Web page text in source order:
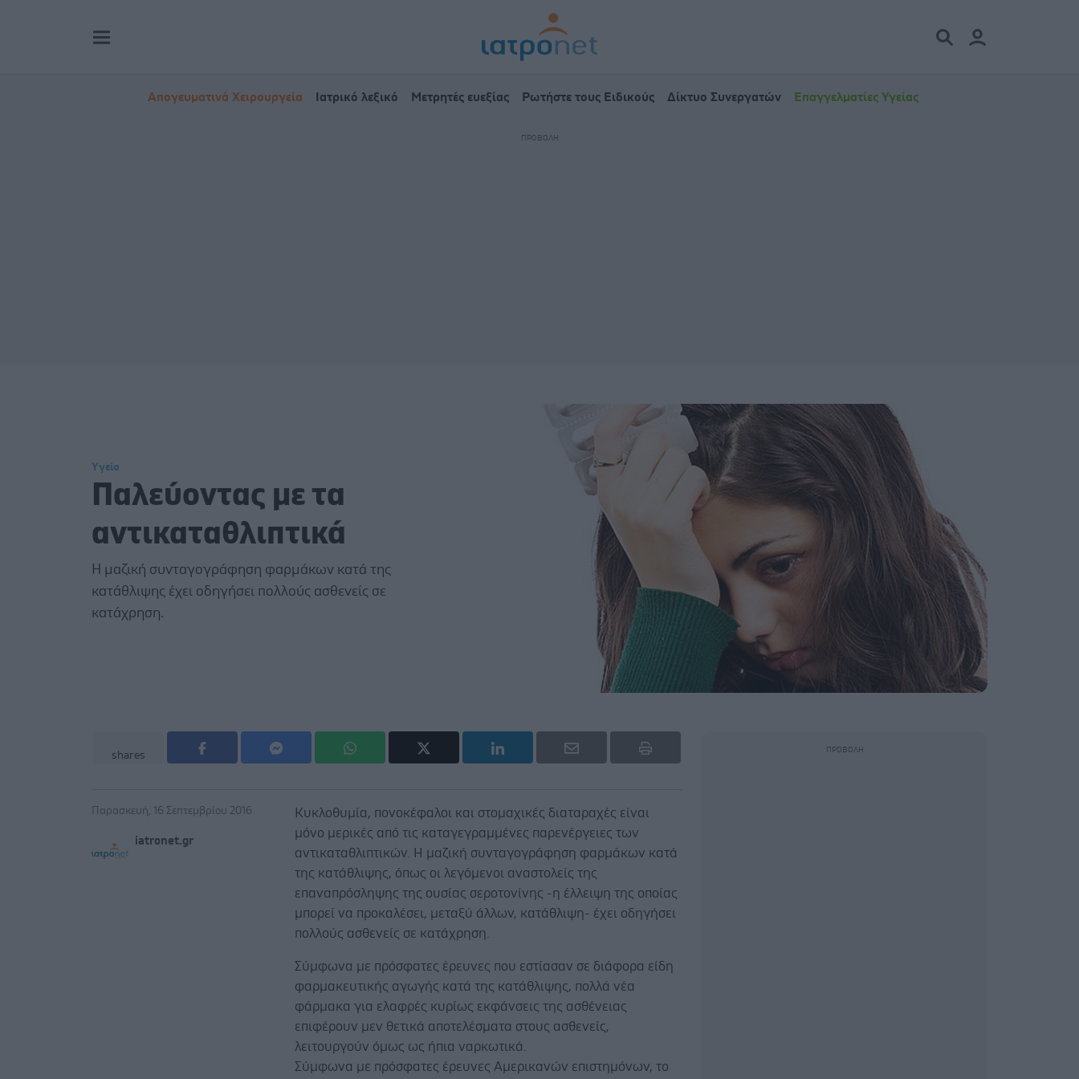
Απογευματινά Χειρουργεία Ιατρικό λεξικό Μετρητές ευεξίας Ρωτήστε τους Ειδικούς Δίκτυο Συνεργατών Επαγγελματίες Υγείας
Υγεία
Παλεύοντας με τα
αντικαταθλιπτικά
Η μαζική συνταγογράφηση φαρμάκων κατά της
κατάθλιψης έχει οδηγήσει πολλούς ασθενείς σε
κατάχρηση.
shares
Παρασκευή, 16 Σεπτεμβρίου 2016
iatronet.gr
Κυκλοθυμία, πονοκέφαλοι και στομαχικές διαταραχές είναι
μόνο μερικές από τις καταγεγραμμένες παρενέργειες των
αντικαταθλιπτικών. Η μαζική συνταγογράφηση φαρμάκων κατά
της κατάθλιψης, όπως οι λεγόμενοι αναστολείς της
επαναπρόσληψης της ουσίας σεροτονίνης -η έλλειψη της οποίας
μπορεί να προκαλέσει, μεταξύ άλλων, κατάθλιψη- έχει οδηγήσει
πολλούς ασθενείς σε κατάχρηση.
Σύμφωνα με πρόσφατες έρευνες που εστίασαν σε διάφορα είδη
φαρμακευτικής αγωγής κατά της κατάθλιψης, πολλά νέα
φάρμακα για ελαφρές κυρίως εκφάνσεις της ασθένειας
επιφέρουν μεν θετικά αποτελέσματα στους ασθενείς,
λειτουργούν όμως ως ήπια ναρκωτικά.
Σύμφωνα με πρόσφατες έρευνες Αμερικανών επιστημόνων, το